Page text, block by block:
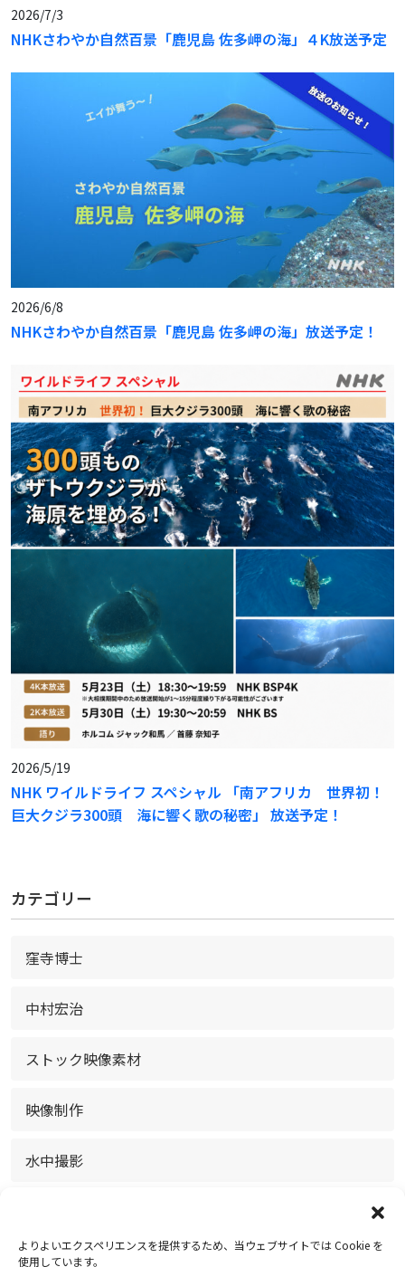
よりよいエクスペリエンスを提供するため、当ウェブサイトでは Cookie を
使用しています。
2026/7/3
NHKさわやか自然百景「鹿児島 佐多岬の海」４K放送予定
2026/6/8
NHKさわやか自然百景「鹿児島 佐多岬の海」放送予定！
2026/5/19
NHK ワイルドライフ スペシャル 「南アフリカ 世界初！
巨大クジラ300頭 海に響く歌の秘密」 放送予定！
カテゴリー
窪寺博士
中村宏治
ストック映像素材
映像制作
水中撮影
お知らせ